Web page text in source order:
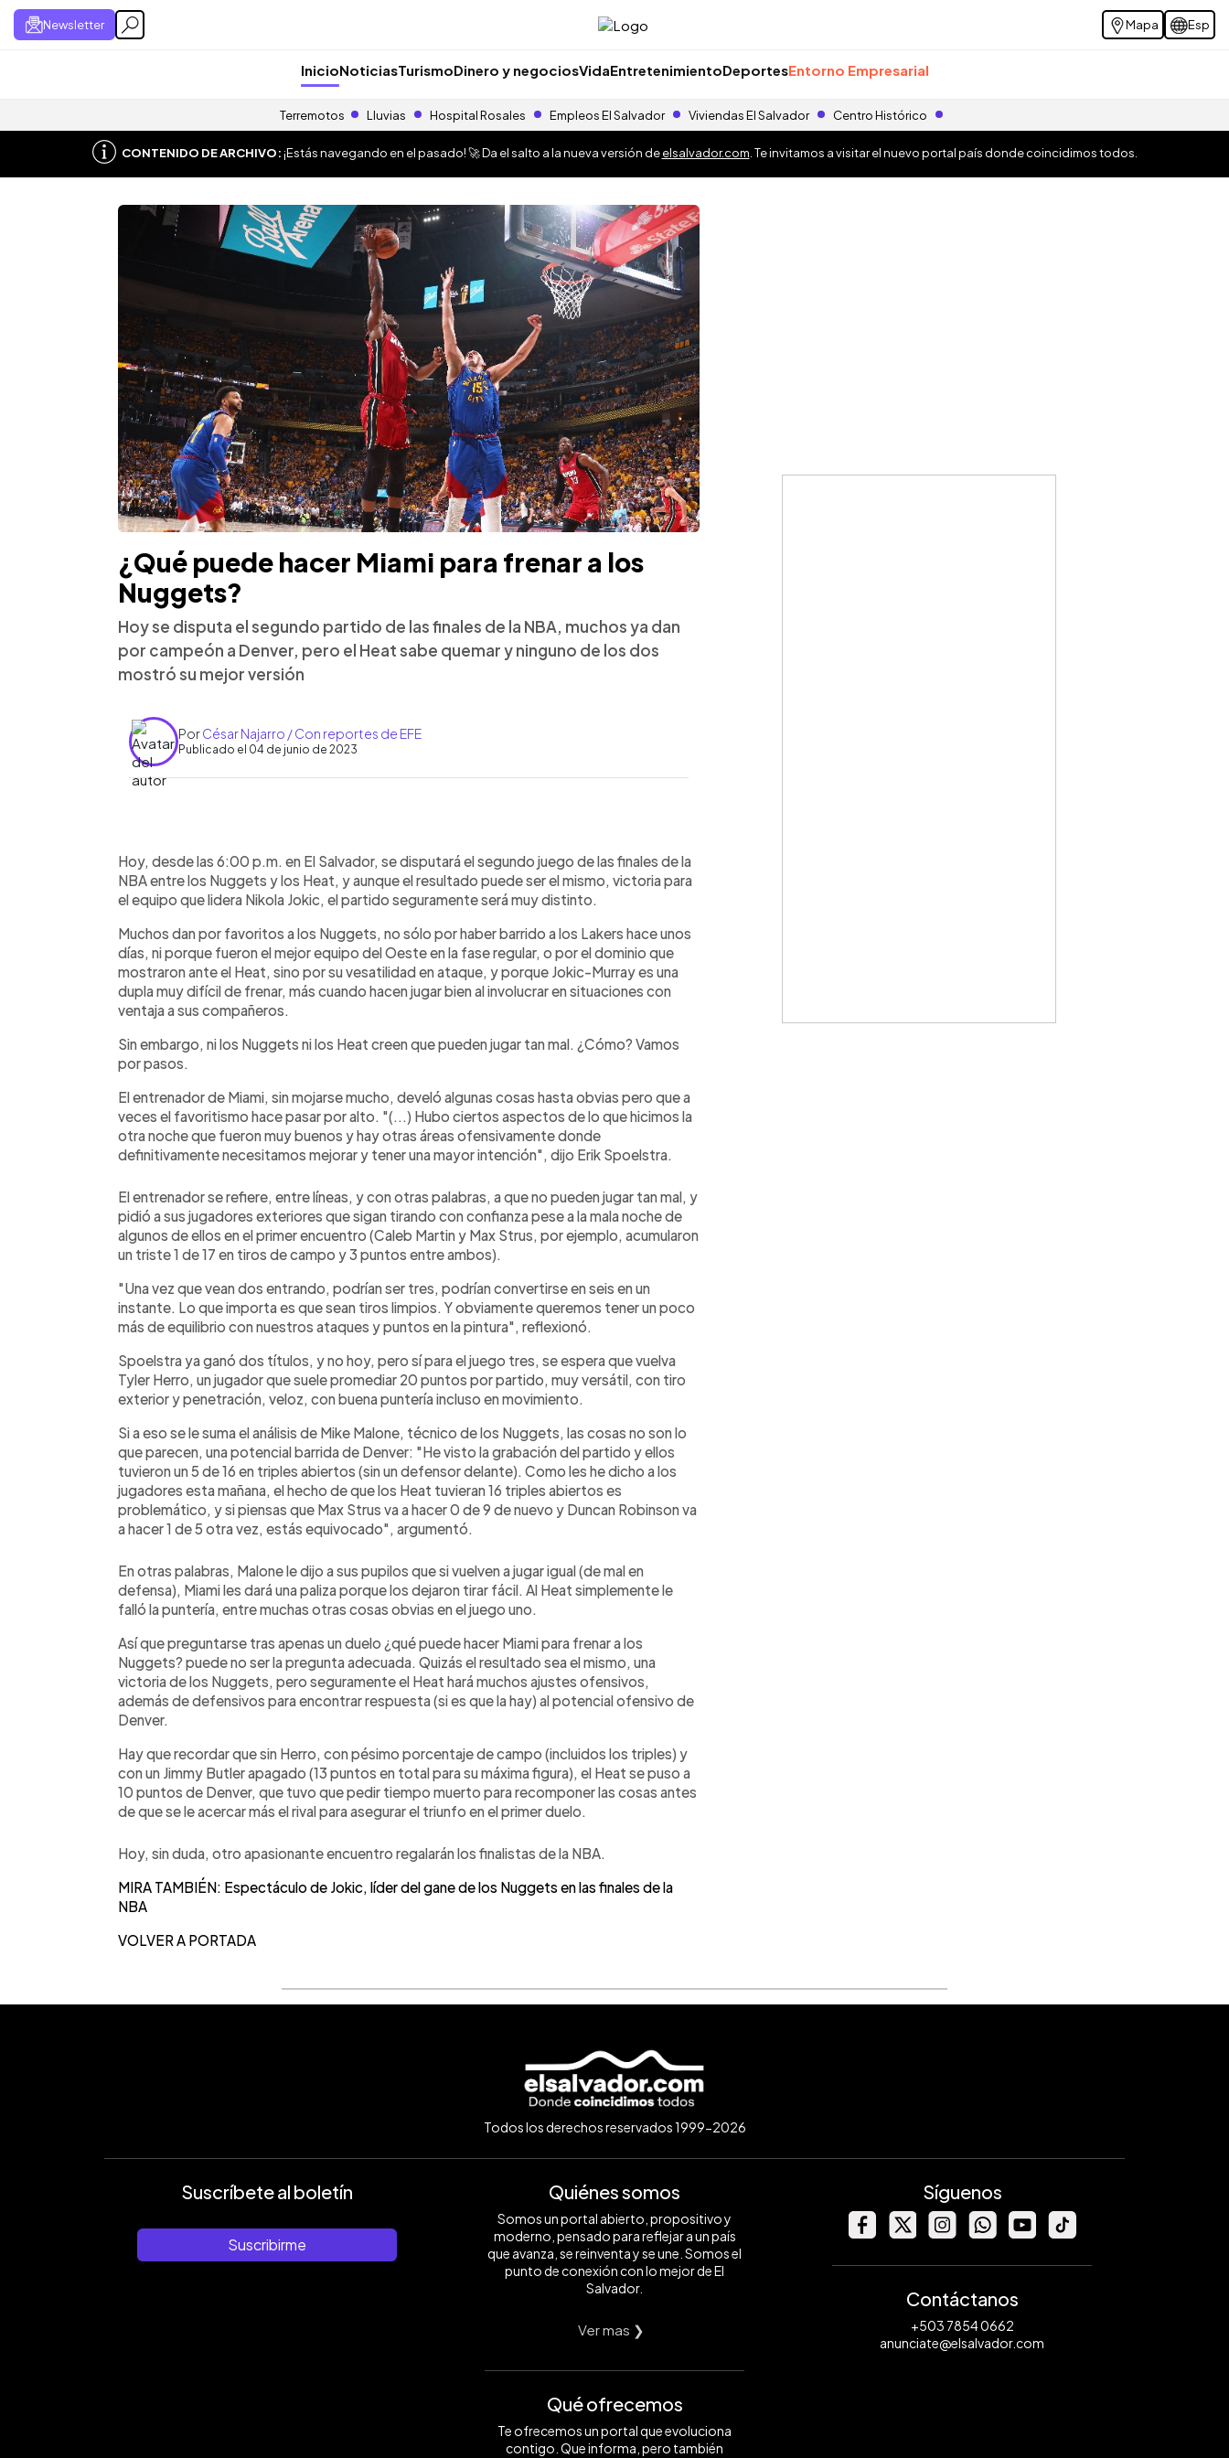
Newsletter Mapa Esp
InicioNoticiasTurismoDinero y negociosVidaEntretenimientoDeportesEntorno Empresarial
Terremotos Lluvias Hospital Rosales Empleos El Salvador Viviendas El Salvador Centro Histórico
CONTENIDO DE ARCHIVO:¡Estás navegando en el pasado! 🚀 Da el salto a la nueva versión deelsalvador.com . Te invitamos a visitar el nuevo portal país donde coincidimos todos.
¿Qué puede hacer Miami para frenar a los
Nuggets?
Hoy se disputa el segundo partido de las finales de la NBA, muchos ya dan
por campeón a Denver, pero el Heat sabe quemar y ninguno de los dos
mostró su mejor versión
PorCésar Najarro / Con reportes de EFE
Publicado el 04 de junio de 2023
► Escuchar artículo
Hoy, desde las 6:00 p.m. en El Salvador, se disputará el segundo juego de las finales de la
NBA entre los Nuggets y los Heat, y aunque el resultado puede ser el mismo, victoria para
el equipo que lidera Nikola Jokic, el partido seguramente será muy distinto.
Muchos dan por favoritos a los Nuggets, no sólo por haber barrido a los Lakers hace unos
días, ni porque fueron el mejor equipo del Oeste en la fase regular, o por el dominio que
mostraron ante el Heat, sino por su vesatilidad en ataque, y porque Jokic-Murray es una
dupla muy difícil de frenar, más cuando hacen jugar bien al involucrar en situaciones con
ventaja a sus compañeros.
Sin embargo, ni los Nuggets ni los Heat creen que pueden jugar tan mal. ¿Cómo? Vamos
por pasos.
El entrenador de Miami, sin mojarse mucho, develó algunas cosas hasta obvias pero que a
veces el favoritismo hace pasar por alto. "(...) Hubo ciertos aspectos de lo que hicimos la
otra noche que fueron muy buenos y hay otras áreas ofensivamente donde
definitivamente necesitamos mejorar y tener una mayor intención", dijo Erik Spoelstra.
El entrenador se refiere, entre líneas, y con otras palabras, a que no pueden jugar tan mal, y
pidió a sus jugadores exteriores que sigan tirando con confianza pese a la mala noche de
algunos de ellos en el primer encuentro (Caleb Martin y Max Strus, por ejemplo, acumularon
un triste 1 de 17 en tiros de campo y 3 puntos entre ambos).
"Una vez que vean dos entrando, podrían ser tres, podrían convertirse en seis en un
instante. Lo que importa es que sean tiros limpios. Y obviamente queremos tener un poco
más de equilibrio con nuestros ataques y puntos en la pintura", reflexionó.
Spoelstra ya ganó dos títulos, y no hoy, pero sí para el juego tres, se espera que vuelva
Tyler Herro, un jugador que suele promediar 20 puntos por partido, muy versátil, con tiro
exterior y penetración, veloz, con buena puntería incluso en movimiento.
Si a eso se le suma el análisis de Mike Malone, técnico de los Nuggets, las cosas no son lo
que parecen, una potencial barrida de Denver: "He visto la grabación del partido y ellos
tuvieron un 5 de 16 en triples abiertos (sin un defensor delante). Como les he dicho a los
jugadores esta mañana, el hecho de que los Heat tuvieran 16 triples abiertos es
problemático, y si piensas que Max Strus va a hacer 0 de 9 de nuevo y Duncan Robinson va
a hacer 1 de 5 otra vez, estás equivocado", argumentó.
En otras palabras, Malone le dijo a sus pupilos que si vuelven a jugar igual (de mal en
defensa), Miami les dará una paliza porque los dejaron tirar fácil. Al Heat simplemente le
falló la puntería, entre muchas otras cosas obvias en el juego uno.
Así que preguntarse tras apenas un duelo ¿qué puede hacer Miami para frenar a los
Nuggets? puede no ser la pregunta adecuada. Quizás el resultado sea el mismo, una
victoria de los Nuggets, pero seguramente el Heat hará muchos ajustes ofensivos,
además de defensivos para encontrar respuesta (si es que la hay) al potencial ofensivo de
Denver.
Hay que recordar que sin Herro, con pésimo porcentaje de campo (incluidos los triples) y
con un Jimmy Butler apagado (13 puntos en total para su máxima figura), el Heat se puso a
10 puntos de Denver, que tuvo que pedir tiempo muerto para recomponer las cosas antes
de que se le acercar más el rival para asegurar el triunfo en el primer duelo.
Hoy, sin duda, otro apasionante encuentro regalarán los finalistas de la NBA.
MIRA TAMBIÉN: Espectáculo de Jokic, líder del gane de los Nuggets en las finales de la
NBA
VOLVER A PORTADA
Todos los derechos reservados 1999-2026
Suscríbete al boletín
Suscribirme
Quiénes somos
Somos un portal abierto, propositivo y
moderno, pensado para reflejar a un país
que avanza, se reinventa y se une. Somos el
punto de conexión con lo mejor de El
Salvador.
Ver mas ❯
Qué ofrecemos
Te ofrecemos un portal que evoluciona
contigo. Que informa, pero también
Síguenos
Contáctanos
+503 7854 0662
anunciate@elsalvador.com